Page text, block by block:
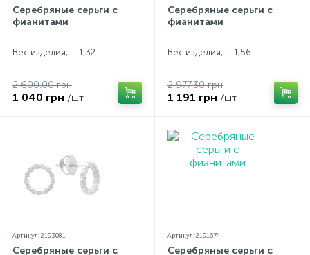
Серебряные серьги с
фианитами
Вес изделия, г.: 1,32
2 600.00 грн
1 040 грн /шт.
Серебряные серьги с
фианитами
Вес изделия, г.: 1,56
2 977.30 грн
1 191 грн /шт.
Артикул: 2193081
Серебряные серьги с
Артикул: 2191674
Серебряные серьги с